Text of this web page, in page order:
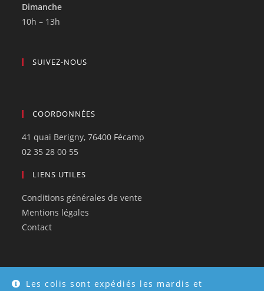
Les colis sont expédiés les mardis et
Dimanche
10h – 13h
SUIVEZ-NOUS
COORDONNÉES
41 quai Berigny, 76400 Fécamp
02 35 28 00 55
LIENS UTILES
Conditions générales de vente
Mentions légales
Contact